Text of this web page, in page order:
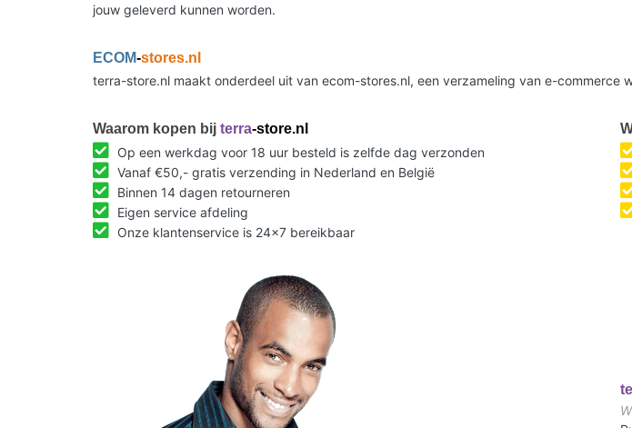
jouw geleverd kunnen worden.
ECOM-stores.nl
terra-store.nl maakt onderdeel uit van ecom-stores.nl, een verzameling van e-commerce
Waarom kopen bij terra-store.nl
Op een werkdag voor 18 uur besteld is zelfde dag verzonden
Vanaf €50,- gratis verzending in Nederland en België
Binnen 14 dagen retourneren
Eigen service afdeling
Onze klantenservice is 24x7 bereikbaar